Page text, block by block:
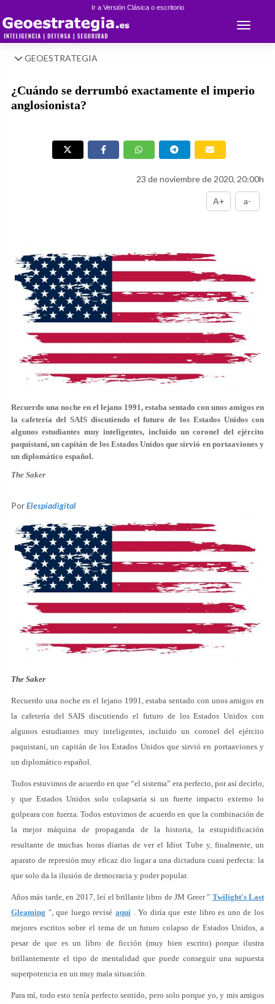
Ir a Versión Clásica o escritorio
Toggle
GEOESTRATEGIA
¿Cuándo se derrumbó exactamente el imperio
anglosionista?
23 de noviembre de 2020, 20:00h
A+ a-
Recuerdo una noche en el lejano 1991, estaba sentado con unos amigos en
la cafetería del SAIS discutiendo el futuro de los Estados Unidos con
algunos estudiantes muy inteligentes, incluido un coronel del ejército
paquistaní, un capitán de los Estados Unidos que sirvió en portaaviones y
un diplomático español.
The Saker
PorElespiadigital
The Saker
Recuerdo una noche en el lejano 1991, estaba sentado con unos amigos en
la cafetería del SAIS discutiendo el futuro de los Estados Unidos con
algunos estudiantes muy inteligentes, incluido un coronel del ejército
paquistaní, un capitán de los Estados Unidos que sirvió en portaaviones y
un diplomático español.
Todos estuvimos de acuerdo en que “el sistema” era perfecto, por así decirlo,
y que Estados Unidos solo colapsaría si un fuerte impacto externo lo
golpeara con fuerza. Todos estuvimos de acuerdo en que la combinación de
la mejor máquina de propaganda de la historia, la estupidificación
resultante de muchas horas diarias de ver el Idiot Tube y, finalmente, un
aparato de represión muy eficaz dio lugar a una dictadura cuasi perfecta: la
que solo da la ilusión de democracia y poder popular.
Años más tarde, en 2017, leí el brillante libro de JM Greer " Twilight's Last
Gleaming ", que luego revisé aquí . Yo diría que este libro es uno de los
mejores escritos sobre el tema de un futuro colapso de Estados Unidos, a
pesar de que es un libro de ficción (muy bien escrito) porque ilustra
brillantemente el tipo de mentalidad que puede conseguir una supuesta
superpotencia en un muy mala situación.
Para mí, todo esto tenía perfecto sentido, pero solo porque yo, y mis amigos